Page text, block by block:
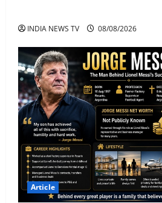
INDIA NEWS TV 08/08/2026
Article